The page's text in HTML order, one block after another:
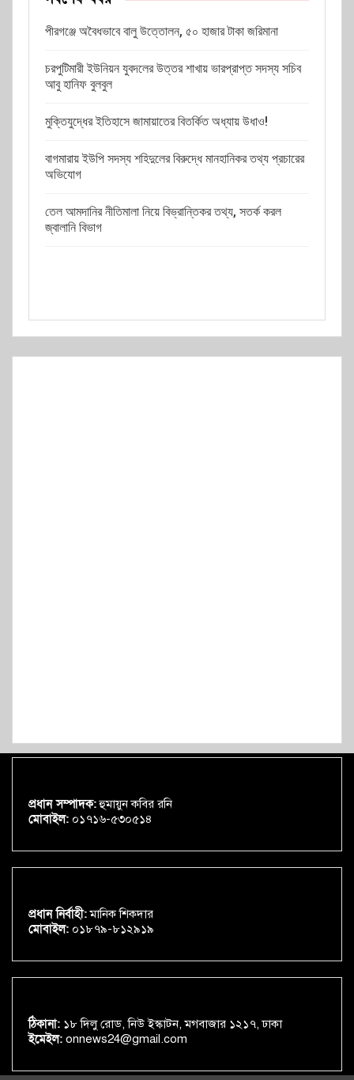
পীরগঞ্জে অবৈধভাবে বালু উত্তোলন, ৫০ হাজার টাকা জরিমানা
চরপুটিমারী ইউনিয়ন যুবদলের উত্তর শাখায় ভারপ্রাপ্ত সদস্য সচিব
আবু হানিফ বুলবুল
মুক্তিযুদ্ধের ইতিহাসে জামায়াতের বিতর্কিত অধ্যায় উধাও!
বাগমারায় ইউপি সদস্য শহিদুলের বিরুদ্ধে মানহানিকর তথ্য প্রচারের
অভিযোগ
তেল আমদানির নীতিমালা নিয়ে বিভ্রান্তিকর তথ্য, সতর্ক করল
জ্বালানি বিভাগ
প্রধান সম্পাদক:হুমায়ুন কবির রনি
মোবাইল: ০১৭১৬-৫৩০৫১৪
প্রধান নির্বাহী:মানিক শিকদার
মোবাইল: ০১৮৭৯-৮১২৯১৯
ঠিকানা: ১৮ দিলু রোড, নিউ ইস্কাটন, মগবাজার ১২১৭, ঢাকা
ইমেইল: onnews24@gmail.com